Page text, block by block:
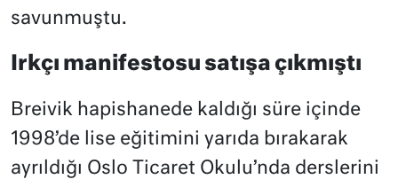
savunmuştu.
Irkçı manifestosu satışa çıkmıştı
Breivik hapishanede kaldığı süre içinde
1998’de lise eğitimini yarıda bırakarak
ayrıldığı Oslo Ticaret Okulu’nda derslerini